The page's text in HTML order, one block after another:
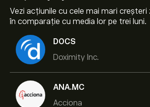
Vezi acțiunile cu cele mai mari creșteri
în comparație cu media lor pe trei luni.
DOCS
Doximity Inc.
ANA.MC
Acciona